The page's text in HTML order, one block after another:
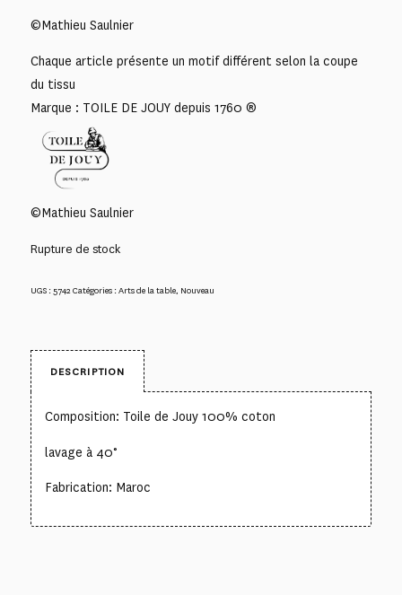
©Mathieu Saulnier
Chaque article présente un motif différent selon la coupe
du tissu
Marque : TOILE DE JOUY depuis 1760 ®
©Mathieu Saulnier
Rupture de stock
UGS : 5742Catégories :Arts de la table, Nouveau
DESCRIPTION
Composition: Toile de Jouy 100% coton
lavage à 40°
Fabrication: Maroc